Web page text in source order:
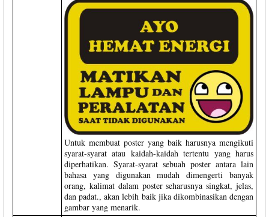
Untuk membuat poster yang baik harusnya mengikuti
syarat-syarat atau kaidah-kaidah tertentu yang harus
diperhatikan. Syarat-syarat sebuah poster antara lain
bahasa yang digunakan mudah dimengerti banyak
orang, kalimat dalam poster seharusnya singkat, jelas,
dan padat., akan lebih baik jika dikombinasikan dengan
gambar yang menarik.